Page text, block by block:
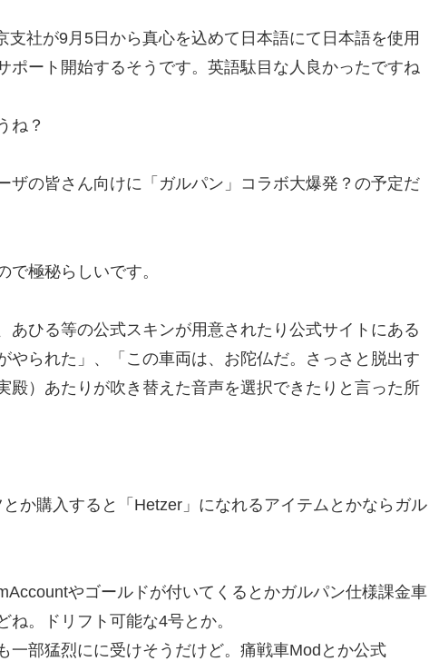
支社が9月5日 から真心を込めて日本語にて日本語を使用
ポート開始するそうです。英語駄目な人良かったですね
ね？
の皆さん向けに「ガルパン」コラボ大爆発？の予定だ
極秘らしいです。
ひる等の公式スキンが用意されたり公式サイトにある
やられた」、「この車両は、お陀仏だ。さっさと脱出す
殿）あたりが吹き替えた音声を選択できたりと言った所
か購入すると「Hetzer」になれるアイテムとかならガル
やゴールドが付いてくるとかガルパン仕様課金車
。ドリフト可能な4号とか。
部猛烈にに受けそうだけど。痛戦車Modとか公式